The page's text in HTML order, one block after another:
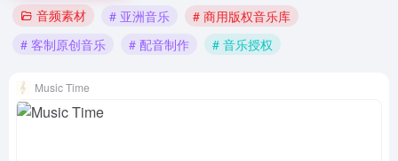
音频素材 # 亚洲音乐
# 商用版权音乐库
# 客制原创音乐
# 配音制作 # 音乐授权
Music Time